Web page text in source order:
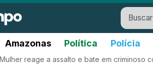
Amazonas Política Polícia
reage a assalto e bate em criminoso